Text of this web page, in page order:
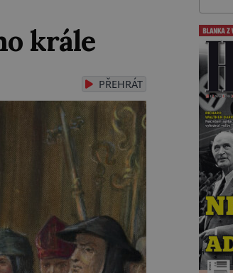
krále
PŘEHRÁT